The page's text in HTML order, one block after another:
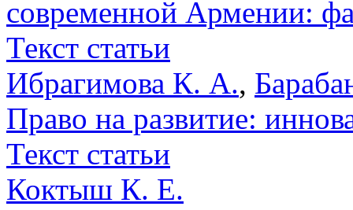
современной Армении:
Текст статьи
Ибрагимова К. А.,
Право на развитие:
Текст статьи
Коктыш К. Е.